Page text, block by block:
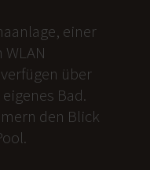
einer
über
Bad.
den Blick